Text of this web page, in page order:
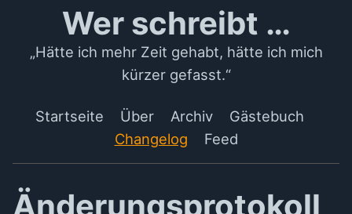
Wer schreibt …
„Hätte ich mehr Zeit gehabt, hätte ich mich
kürzer gefasst.“
Startseite Über Archiv
Gästebuch
Changelog
Feed
Änderungsprotokoll